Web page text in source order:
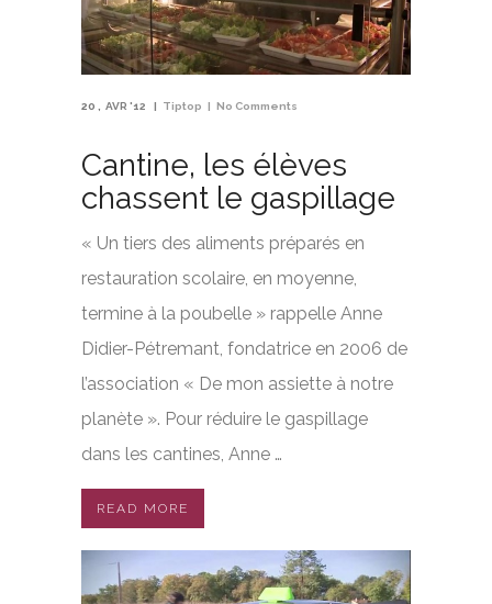
20 AVR '12 Tiptop No Comments
Cantine, les élèves
chassent le gaspillage
« Un tiers des aliments préparés en
restauration scolaire, en moyenne,
termine à la poubelle » rappelle Anne
Didier-Pétremant, fondatrice en 2006 de
l’association « De mon assiette à notre
planète ». Pour réduire le gaspillage
dans les cantines, Anne …
READ MORE